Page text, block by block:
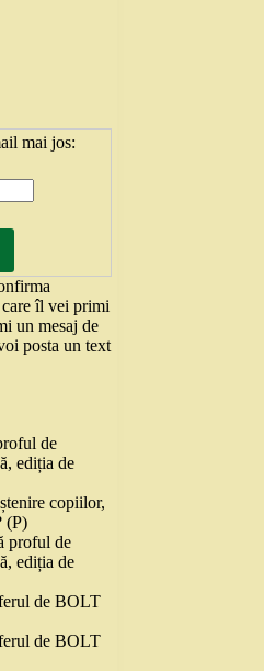
mai jos:
care îl vei primi
un mesaj de
posta un text
de
ediția de
copiilor,
(P)
proful de
ediția de
de BOLT
de BOLT